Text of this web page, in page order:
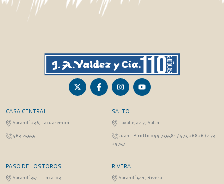
CASA CENTRAL
Sarandí 236, Tacuarembó
463 25555
SALTO
Lavalleja 47, Salto
Juan I.Pirotto 099 735581 / 473 26826 / 473
29757
PASO DE LOS TOROS
Sarandí 351 - Local 03
RIVERA
Sarandí 541, Rivera